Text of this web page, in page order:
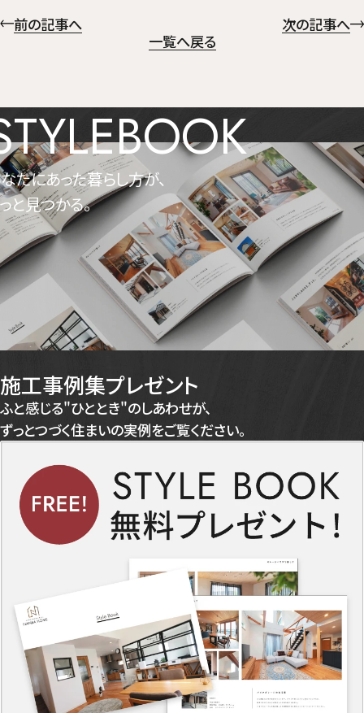
前の記事へ
次の記事へ
一覧へ戻る
たにあった暮らし方が、
と見つかる。
施工事例集プレゼント
ふと感じる"ひととき"のしあわせが、
ずっとつづく住まいの実例をご覧ください。